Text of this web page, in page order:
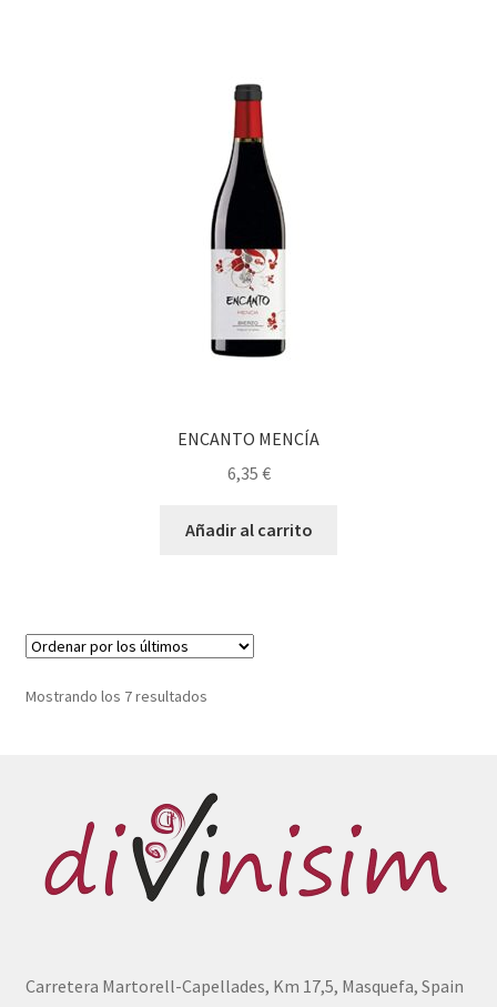
ENCANTO MENCÍA
6,35 €
Añadir al carrito
Mostrando los 7 resultadosOrdenado
Carretera Martorell-Capellades, Km 17,5, Masquefa, Spain